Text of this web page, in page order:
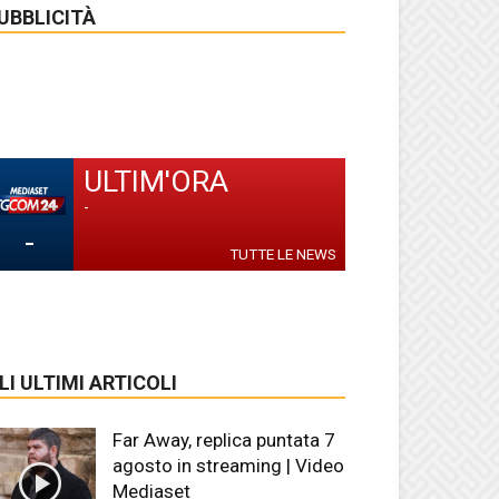
-
ULTIM'ORA
-
TUTTE LE NEWS
ULTIMI ARTICOLI
Far Away, replica puntata 7
agosto in streaming | Video
Mediaset